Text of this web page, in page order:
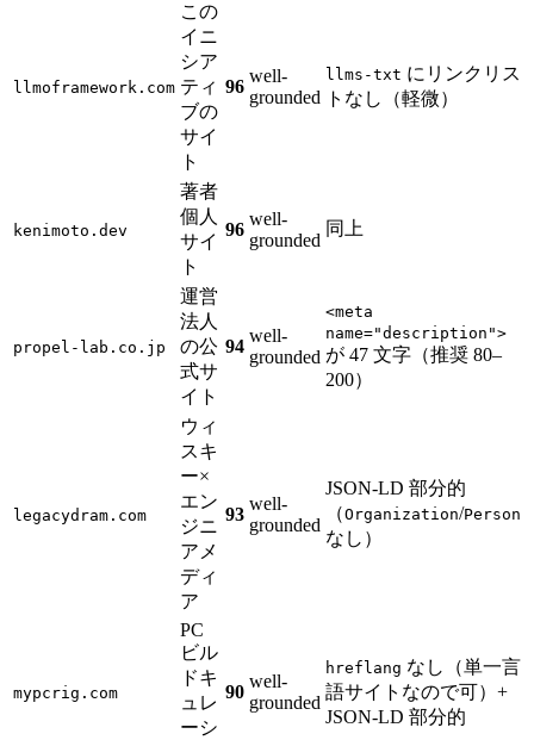
llmoframework.com
この
イニ
シア
ティ
ブの
サイ
ト
96
well-
grounded
llms-txt にリンクリス
トなし（軽微）
kenimoto.dev
著者
個人
サイ
ト
96
well-
grounded
同上
propel-lab.co.jp
運営
法人
の公
式サ
イト
94
well-
grounded
<meta
name="description">
が 47 文字（推奨 80–
200）
legacydram.com
ウィ
スキ
ー×
エン
ジニ
アメ
ディ
ア
93
well-
grounded
JSON-LD 部分的
（Organization/Person
なし）
mypcrig.com
PC
ビル
ドキ
ュレ
ーシ
90
well-
grounded
hreflang なし（単一言
語サイトなので可）+
JSON-LD 部分的